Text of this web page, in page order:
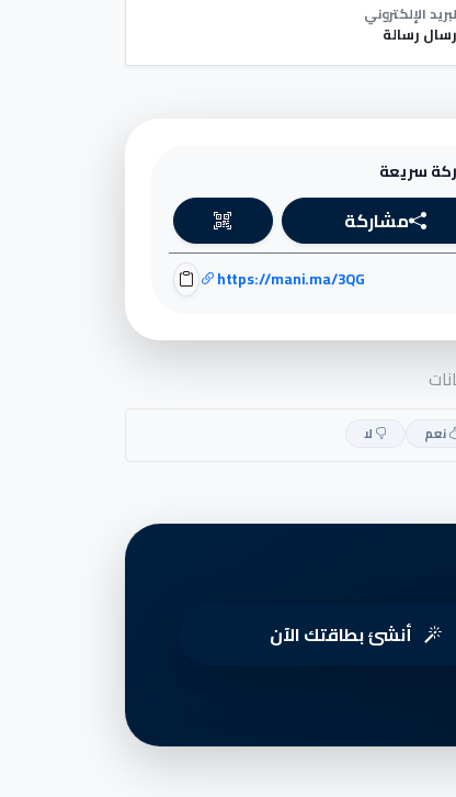
الإلكتروني
رسالة
سريعة
مشاركة
https://mani.ma/3QG
نعم لا
أنشئ بطاقتك الآن